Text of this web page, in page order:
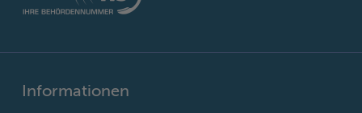
Informationen